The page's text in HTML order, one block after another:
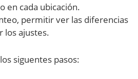
en cada ubicación.
permitir ver las diferencias
los ajustes.
siguentes pasos: